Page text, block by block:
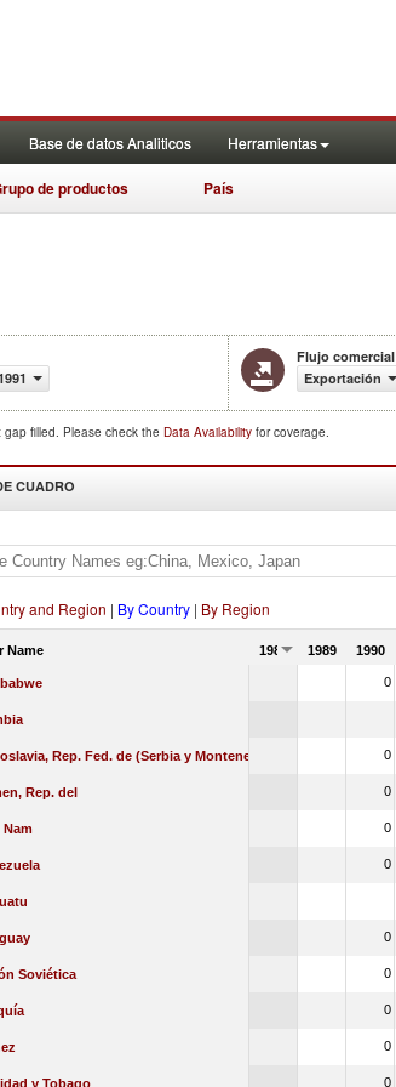
Base de datos Analiticos Herramientas
de productos País
Flujo comercial
Exportación
filled. Please check the Data Availability for coverage.
CUADRO
and Region | By Country | By Region
Name 1988 1989 1990
0
Rep. Fed. de (Serbia y Montenegro) 0
Rep. del 0
Nam 0
0
0
Soviética 0
0
0
y Tobago 0